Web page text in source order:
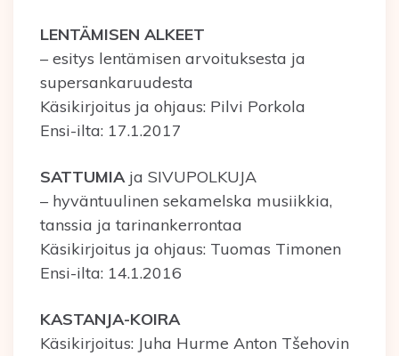
LENTÄMISEN ALKEET
– esitys lentämisen arvoituksesta ja
supersankaruudesta
Käsikirjoitus ja ohjaus: Pilvi Porkola
Ensi-ilta: 17.1.2017
SATTUMIAja SIVUPOLKUJA
– hyväntuulinen sekamelska musiikkia,
tanssia ja tarinankerrontaa
Käsikirjoitus ja ohjaus: Tuomas Timonen
Ensi-ilta: 14.1.2016
KASTANJA-KOIRA
Käsikirjoitus: Juha Hurme Anton Tšehovin